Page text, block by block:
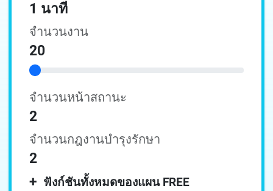
1 นาที
จำนวนงาน
20
จำนวนหน้าสถานะ
2
จำนวนกฎงานบำรุงรักษา
2
+ ฟังก์ชันทั้งหมดของแผน FREE